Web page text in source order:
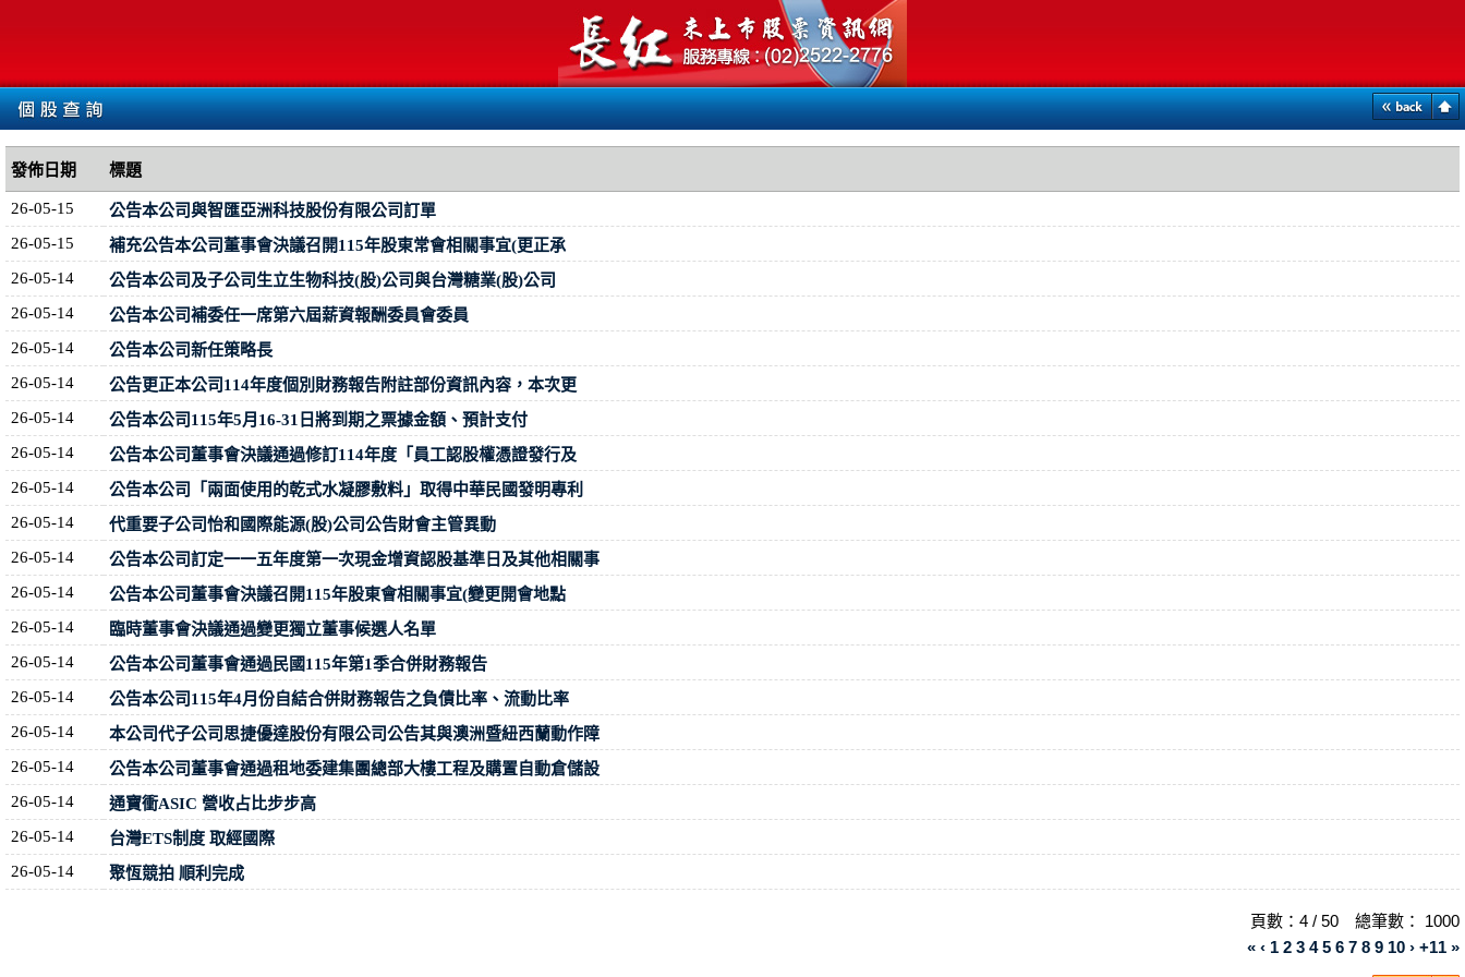
發佈日期 標題
26-05-15
公告本公司與智匯亞洲科技股份有限公司訂單
26-05-15
補充公告本公司董事會決議召開115年股東常會相關事宜(更正承
26-05-14
公告本公司及子公司生立生物科技(股)公司與台灣糖業(股)公司
26-05-14
公告本公司補委任一席第六屆薪資報酬委員會委員
26-05-14
公告本公司新任策略長
26-05-14
公告更正本公司114年度個別財務報告附註部份資訊內容，本次更
26-05-14
公告本公司115年5月16-31日將到期之票據金額、預計支付
26-05-14
公告本公司董事會決議通過修訂114年度「員工認股權憑證發行及
26-05-14
公告本公司「兩面使用的乾式水凝膠敷料」取得中華民國發明專利
26-05-14
代重要子公司怡和國際能源(股)公司公告財會主管異動
26-05-14
公告本公司訂定一一五年度第一次現金增資認股基準日及其他相關事
26-05-14
公告本公司董事會決議召開115年股東會相關事宜(變更開會地點
26-05-14
臨時董事會決議通過變更獨立董事候選人名單
26-05-14
公告本公司董事會通過民國115年第1季合併財務報告
26-05-14
公告本公司115年4月份自結合併財務報告之負債比率、流動比率
26-05-14
本公司代子公司思捷優達股份有限公司公告其與澳洲暨紐西蘭動作障
26-05-14
公告本公司董事會通過租地委建集團總部大樓工程及購置自動倉儲設
26-05-14
通寶衝ASIC 營收占比步步高
26-05-14
台灣ETS制度 取經國際
26-05-14
聚恆競拍 順利完成
頁數：4 / 50 總筆數： 1000
« ‹ 1 2 3 4 5 6 7 8 9 10 › +11 »